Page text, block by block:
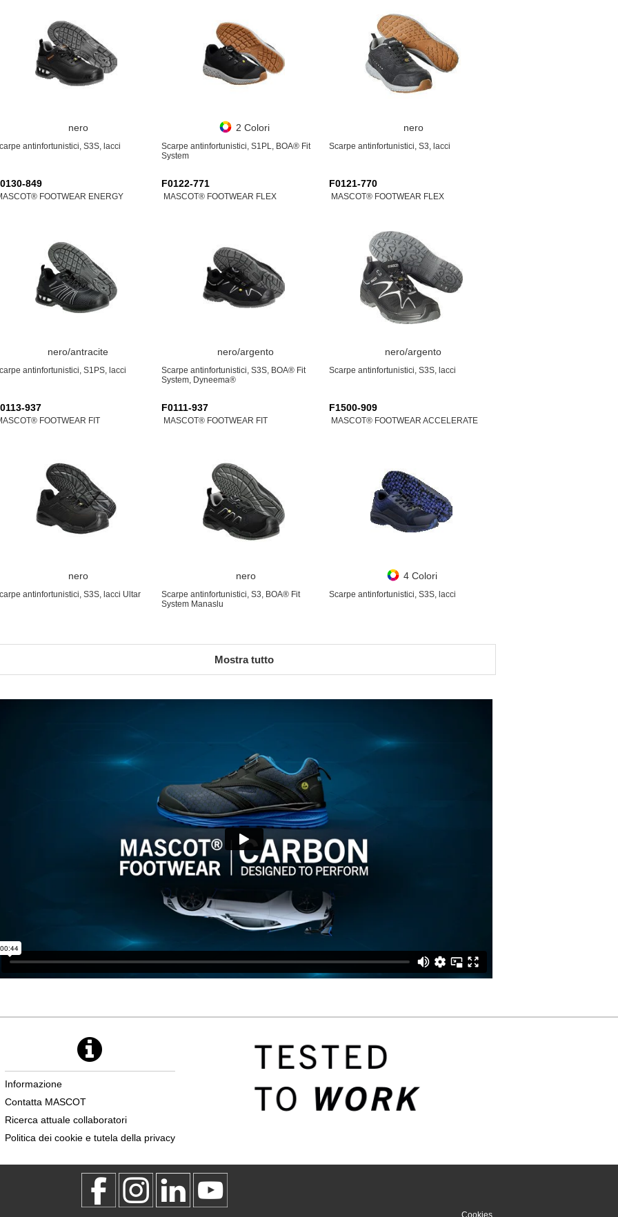
nero
antinfortunistici, S3S, lacci
2 Colori
Scarpe antinfortunistici, S1PL, BOA® Fit
System
nero
Scarpe antinfortunistici, S3, lacci
849
FOOTWEAR ENERGY
nero/antracite
antinfortunistici, S1PS, lacci
F0122-771
MASCOT® FOOTWEAR FLEX
nero/argento
Scarpe antinfortunistici, S3S, BOA® Fit
System, Dyneema®
F0121-770
MASCOT® FOOTWEAR FLEX
nero/argento
Scarpe antinfortunistici, S3S, lacci
937
FOOTWEAR FIT
nero
antinfortunistici, S3S, lacci Ultar
F0111-937
MASCOT® FOOTWEAR FIT
nero
Scarpe antinfortunistici, S3, BOA® Fit
System Manaslu
F1500-909
MASCOT® FOOTWEAR ACCELERATE
4 Colori
Scarpe antinfortunistici, S3S, lacci
Mostra tutto
Informazione
Contatta MASCOT
Ricerca attuale collaboratori
Politica dei cookie e tutela della privacy
Cookies